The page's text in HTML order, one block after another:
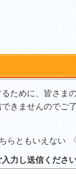
ために、皆さま
きませんのでご了
らともいえない
力し送信ください